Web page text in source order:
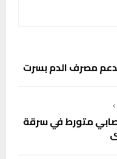
مصرف الدم بسرت
متورط في سرقة